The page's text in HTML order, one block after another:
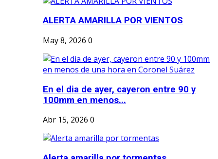
ALERTA AMARILLA POR VIENTOS
May 8, 2026 0
En el dia de ayer, cayeron entre 90 y
100mm en menos...
Abr 15, 2026 0